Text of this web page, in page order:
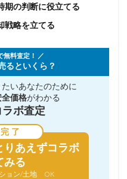
期の判断に役立てる
戦略を立てる
無料査定！ ／
るといくら？
いあなたのために
全価格がわかる
ボ査定
了
りあえずコラボ
みる
ョン/土地 OK